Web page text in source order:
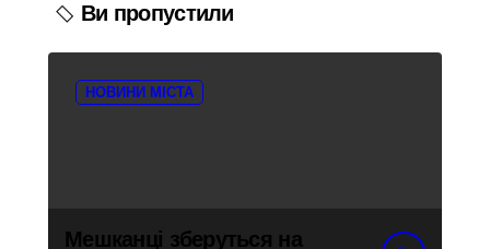
Ви пропустили
НОВИНИ МІСТА
Мешканці зберуться на